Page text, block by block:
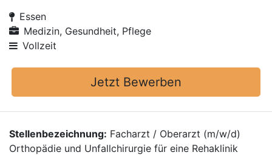
Essen
Medizin, Gesundheit, Pflege
Vollzeit
Jetzt Bewerben
Stellenbezeichnung: Facharzt / Oberarzt (m/w/d)
Orthopädie und Unfallchirurgie für eine Rehaklinik